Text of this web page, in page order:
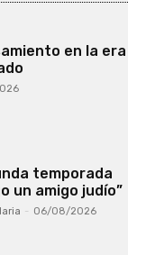
en la era
temporada
un amigo judío”
- 06/08/2026